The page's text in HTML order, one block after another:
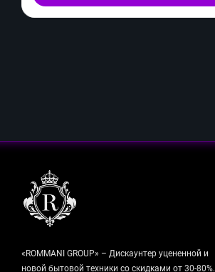
«ROMMANI GROUP» – Дискаунтер уцененной и
новой бытовой техники со скидками от 30-80%.